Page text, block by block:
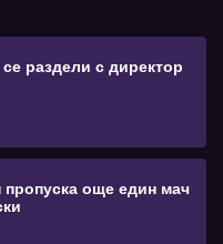
раздели с директор
пропуска още един мач